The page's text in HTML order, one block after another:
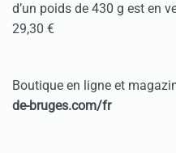
d’un poids de 430 g est en
29,30 €
Boutique en ligne et
de-bruges.com/fr